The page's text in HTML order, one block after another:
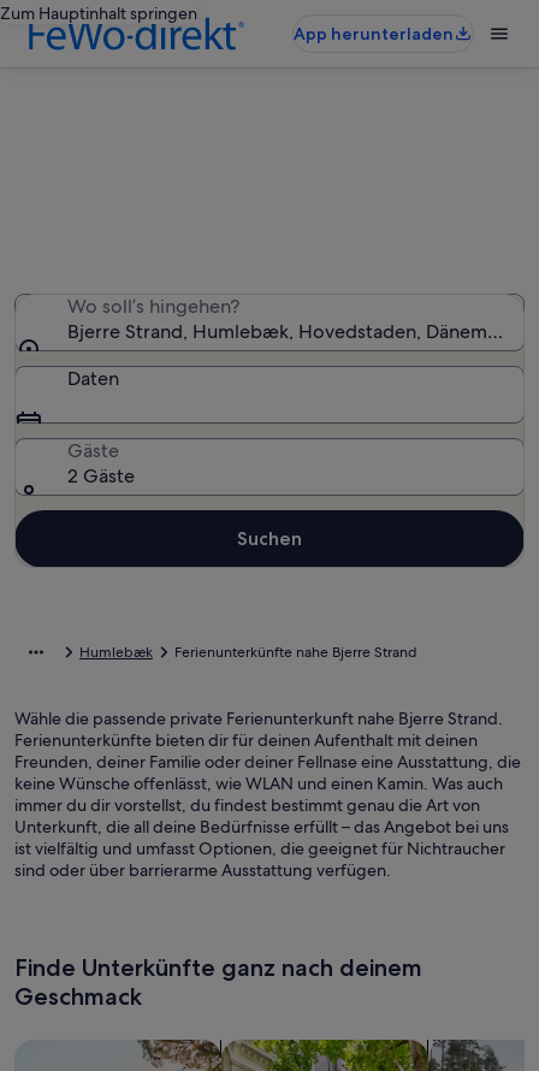
Zum Hauptinhalt springen
App herunterladen
Wo soll’s hingehen?
Bjerre Strand, Humlebæk, Hovedstaden, Dänemark
Daten
Gäste
2 Gäste
Suchen
Humlebæk Ferienunterkünfte nahe Bjerre Strand
Wähle die passende private Ferienunterkunft nahe Bjerre Strand.
Ferienunterkünfte bieten dir für deinen Aufenthalt mit deinen
Freunden, deiner Familie oder deiner Fellnase eine Ausstattung, die
keine Wünsche offenlässt, wie WLAN und einen Kamin. Was auch
immer du dir vorstellst, du findest bestimmt genau die Art von
Unterkunft, die all deine Bedürfnisse erfüllt – das Angebot bei uns
ist vielfältig und umfasst Optionen, die geeignet für Nichtraucher
sind oder über barrierarme Ausstattung verfügen.
Finde Unterkünfte ganz nach deinem
Geschmack
Suche nach FerienhäusernSuche nach Ferienwohnungen oder
Suche nach